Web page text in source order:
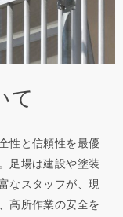
て
性と信頼性を最優
足場は建設や塗装
なスタッフが、現
高所作業の安全を